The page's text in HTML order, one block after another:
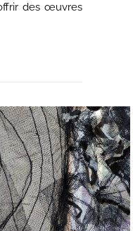
des œuvres